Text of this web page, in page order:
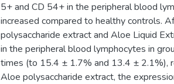
5+ and CD 54+ in the peripheral blood
increased compared to healthy controls.
polysaccharide extract and Aloe Liquid
in the peripheral blood lymphocytes in
times (to 15.4 ± 1.7% and 13.4 ± 2.1%),
Aloe polysaccharide extract, the